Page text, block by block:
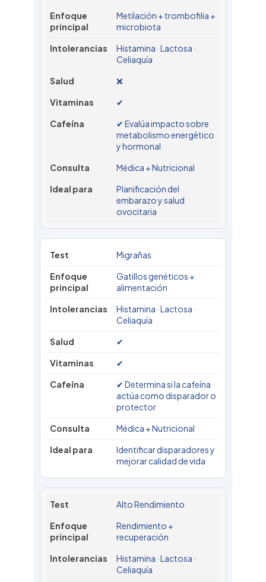
Metilación + trombofilia +
microbiota
Histamina · Lactosa ·
Celiaquía
❌
✔
✔ Evalúa impacto sobre
metabolismo energético
y hormonal
Médica + Nutricional
Planificación del
embarazo y salud
ovocitaria
Migrañas
Gatillos genéticos +
alimentación
Histamina · Lactosa ·
Celiaquía
✔
✔
✔ Determina si la cafeína
actúa como disparador o
protector
Médica + Nutricional
Identificar disparadores y
mejorar calidad de vida
Alto Rendimiento
Rendimiento +
recuperación
Histamina · Lactosa ·
Celiaquía